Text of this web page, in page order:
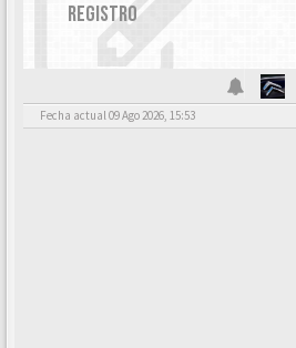
REGISTRO
Fecha actual 09 Ago 2026, 15:53